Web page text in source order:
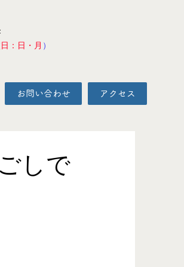
：日・月 ）
お問い合わせ アクセス
しで